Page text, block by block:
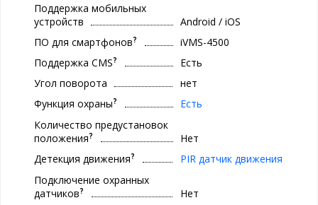
Поддержка мобильных
устройств
Android / iOS
ПО для смартфонов?
iVMS-4500
Поддержка CMS?
Есть
Угол поворота
нет
Функция охраны?
Есть
Количество предустановок
положения?
Нет
Детекция движения?
PIR датчик движения
Подключение охранных
датчиков?
Нет